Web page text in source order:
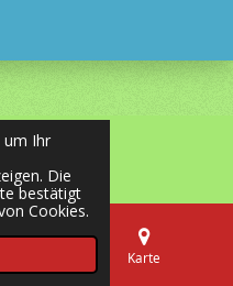
um Ihr
Die
bestätigt
Cookies.
Karte